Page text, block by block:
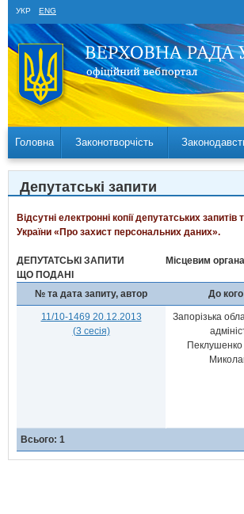
УКР ENG
Головна Законотворчість
Депутатські запити
Відсутні електронні копії депутатських
України «Про захист персональних даних».
ДЕПУТАТСЬКІ ЗАПИТИ
ЩО ПОДАНІ
Місцевим
№ та дата запиту, автор До
11/10-1469 20.12.2013
(3 сесія)
Запорізька
Всього: 1